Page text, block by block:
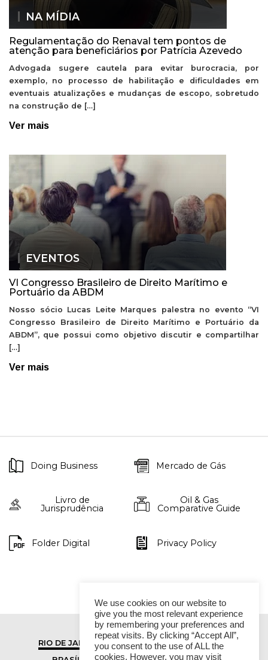
NA MÍDIA
Regulamentação do Renaval tem pontos de
atenção para beneficiários por Patrícia Azevedo
Advogada sugere cautela para evitar burocracia, por
exemplo, no processo de habilitação e dificuldades em
eventuais atualizações e mudanças de escopo, sobretudo
na construção de […]
Ver mais
EVENTOS
VI Congresso Brasileiro de Direito Marítimo e
Portuário da ABDM
Nosso sócio Lucas Leite Marques palestra no evento “VI
Congresso Brasileiro de Direito Marítimo e Portuário da
ABDM”, que possui como objetivo discutir e compartilhar
[…]
Ver mais
Doing Business Mercado de Gás
Livro de
Jurisprudência
Oil & Gas
Comparative Guide
Folder Digital Privacy Policy
RIO DE JANEIRO
SÃO PAULO
We use cookies on our website to
give you the most relevant experience
by remembering your preferences and
repeat visits. By clicking “Accept All”,
you consent to the use of ALL the
cookies. However, you may visit